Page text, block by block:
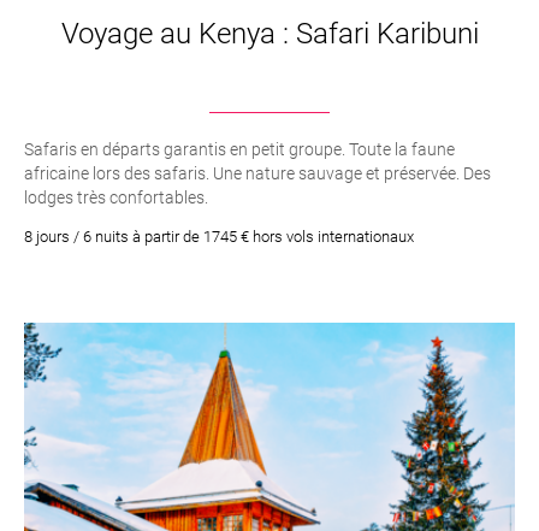
Voyage au Kenya : Safari Karibuni
Safaris en départs garantis en petit groupe. Toute la faune
africaine lors des safaris. Une nature sauvage et préservée. Des
lodges très confortables.
8 jours / 6 nuits à partir de 1745 € hors vols internationaux